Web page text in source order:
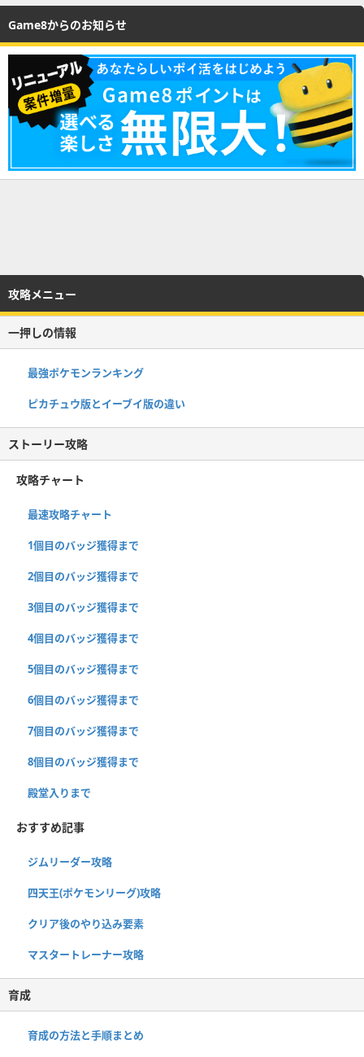
Game8からのお知らせ
攻略メニュー
一押しの情報
最強ポケモンランキング
ピカチュウ版とイーブイ版の違い
ストーリー攻略
攻略チャート
最速攻略チャート
1個目のバッジ獲得まで
2個目のバッジ獲得まで
3個目のバッジ獲得まで
4個目のバッジ獲得まで
5個目のバッジ獲得まで
6個目のバッジ獲得まで
7個目のバッジ獲得まで
8個目のバッジ獲得まで
殿堂入りまで
おすすめ記事
ジムリーダー攻略
四天王(ポケモンリーグ)攻略
クリア後のやり込み要素
マスタートレーナー攻略
育成
育成の方法と手順まとめ